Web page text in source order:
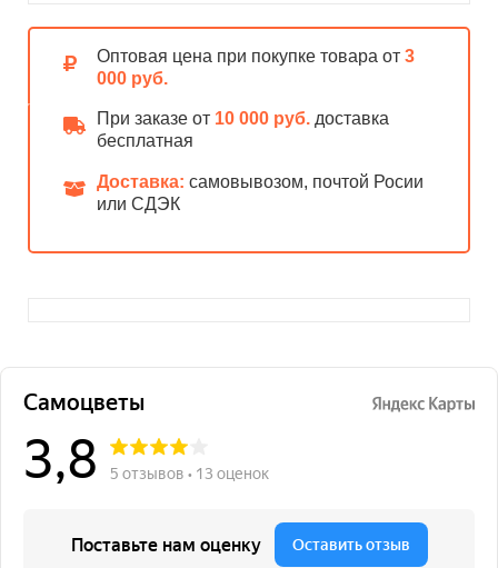
Оптовая цена при покупке товара от 3
000 руб.
При заказе от 10 000 руб. доставка
бесплатная
Доставка: самовывозом, почтой Росии
или СДЭК